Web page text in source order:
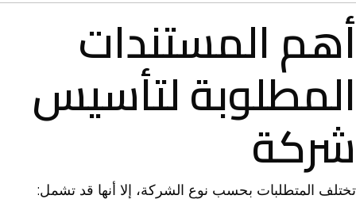
أهم المستندات
المطلوبة لتأسيس
شركة
تختلف المتطلبات بحسب نوع الشركة، إلا أنها قد تشمل: